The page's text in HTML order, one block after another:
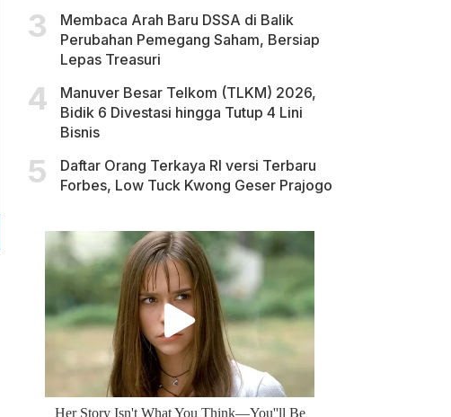
Membaca Arah Baru DSSA di Balik
Perubahan Pemegang Saham, Bersiap
Lepas Treasuri
Manuver Besar Telkom (TLKM) 2026,
Bidik 6 Divestasi hingga Tutup 4 Lini
Bisnis
Daftar Orang Terkaya RI versi Terbaru
Forbes, Low Tuck Kwong Geser Prajogo